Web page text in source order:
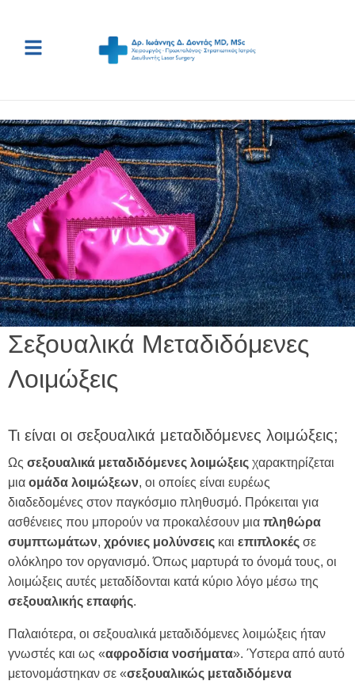
Σεξουαλικά Μεταδιδόμενες
Λοιμώξεις
Τι είναι οι σεξουαλικά μεταδιδόμενες λοιμώξεις;
Ως σεξουαλικά μεταδιδόμενες λοιμώξεις χαρακτηρίζεται
μια ομάδα λοιμώξεων, οι οποίες είναι ευρέως
διαδεδομένες στον παγκόσμιο πληθυσμό. Πρόκειται για
ασθένειες που μπορούν να προκαλέσουν μια πληθώρα
συμπτωμάτων, χρόνιες μολύνσεις και επιπλοκές σε
ολόκληρο τον οργανισμό. Όπως μαρτυρά το όνομά τους, οι
λοιμώξεις αυτές μεταδίδονται κατά κύριο λόγο μέσω της
σεξουαλικής επαφής.
Παλαιότερα, οι σεξουαλικά μεταδιδόμενες λοιμώξεις ήταν
γνωστές και ως «αφροδίσια νοσήματα». Ύστερα από αυτό
μετονομάστηκαν σε «σεξουαλικώς μεταδιδόμενα